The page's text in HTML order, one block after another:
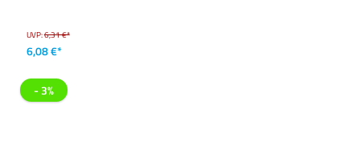
UVP:6,31 €*
6,08 €*
- 3%